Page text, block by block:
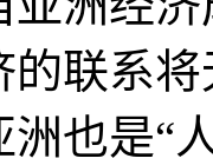
的联系
也是“